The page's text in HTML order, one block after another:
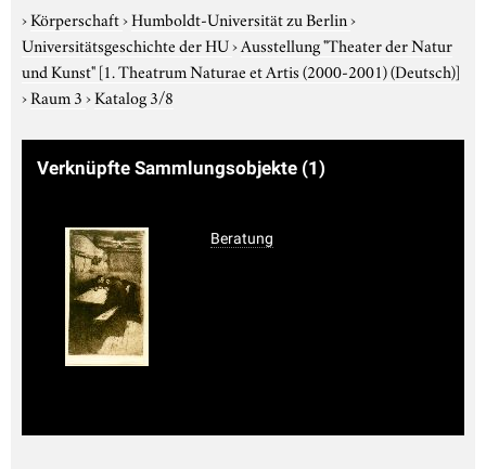
›Körperschaft›Humboldt-Universität zu Berlin›
Universitätsgeschichte der HU›Ausstellung "Theater der Natur
und Kunst"[1. Theatrum Naturae et Artis (2000-2001) (Deutsch)]
›Raum 3›Katalog 3/8
Verknüpfte Sammlungsobjekte (1)
Beratung